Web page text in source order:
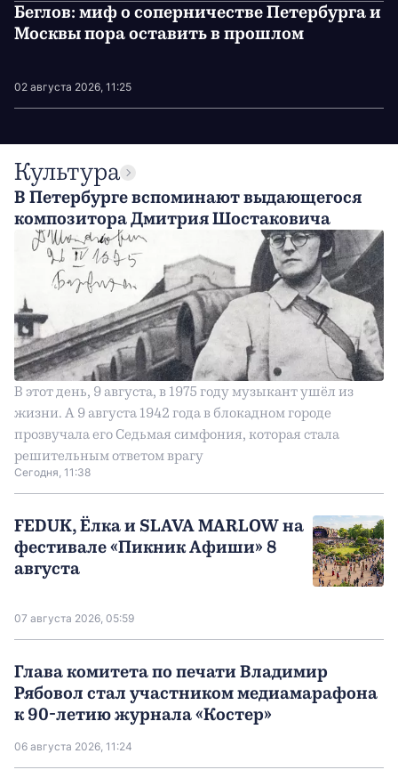
Беглов: миф о соперничестве Петербурга и
Москвы пора оставить в прошлом
02 августа 2026, 11:25
Культура
В Петербурге вспоминают выдающегося
композитора Дмитрия Шостаковича
В этот день, 9 августа, в 1975 году музыкант ушёл из
жизни. А 9 августа 1942 года в блокадном городе
прозвучала его Седьмая симфония, которая стала
решительным ответом врагу
Сегодня, 11:38
FEDUK, Ёлка и SLAVA MARLOW на
фестивале «Пикник Афиши» 8
августа
07 августа 2026, 05:59
Глава комитета по печати Владимир
Рябовол стал участником медиамарафона
к 90-летию журнала «Костер»
06 августа 2026, 11:24